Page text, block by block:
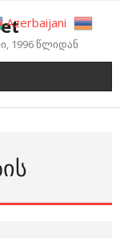
1996 წლიდან
Azerbaijani